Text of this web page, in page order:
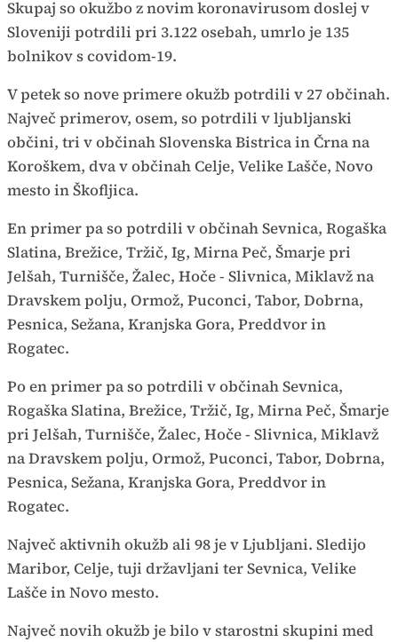
Skupaj so okužbo z novim koronavirusom doslej v
Sloveniji potrdili pri 3.122 osebah, umrlo je 135
bolnikov s covidom-19.
V petek so nove primere okužb potrdili v 27 občinah.
Največ primerov, osem, so potrdili v ljubljanski
občini, tri v občinah Slovenska Bistrica in Črna na
Koroškem, dva v občinah Celje, Velike Lašče, Novo
mesto in Škofljica.
En primer pa so potrdili v občinah Sevnica, Rogaška
Slatina, Brežice, Tržič, Ig, Mirna Peč, Šmarje pri
Jelšah, Turnišče, Žalec, Hoče - Slivnica, Miklavž na
Dravskem polju, Ormož, Puconci, Tabor, Dobrna,
Pesnica, Sežana, Kranjska Gora, Preddvor in
Rogatec.
Po en primer pa so potrdili v občinah Sevnica,
Rogaška Slatina, Brežice, Tržič, Ig, Mirna Peč, Šmarje
pri Jelšah, Turnišče, Žalec, Hoče - Slivnica, Miklavž
na Dravskem polju, Ormož, Puconci, Tabor, Dobrna,
Pesnica, Sežana, Kranjska Gora, Preddvor in
Rogatec.
Največ aktivnih okužb ali 98 je v Ljubljani. Sledijo
Maribor, Celje, tuji državljani ter Sevnica, Velike
Lašče in Novo mesto.
Največ novih okužb je bilo v starostni skupini med